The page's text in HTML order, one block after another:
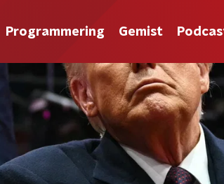
Programmering Gemist